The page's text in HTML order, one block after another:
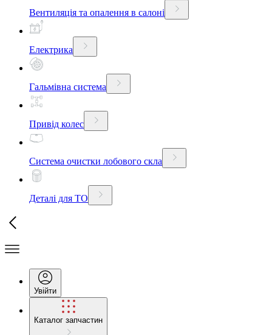
Вентиляція та опалення в салоні
Електрика
Гальмівна система
Привід колес
Система очистки лобового скла
Деталі для ТО
Увійти
Каталог запчастин